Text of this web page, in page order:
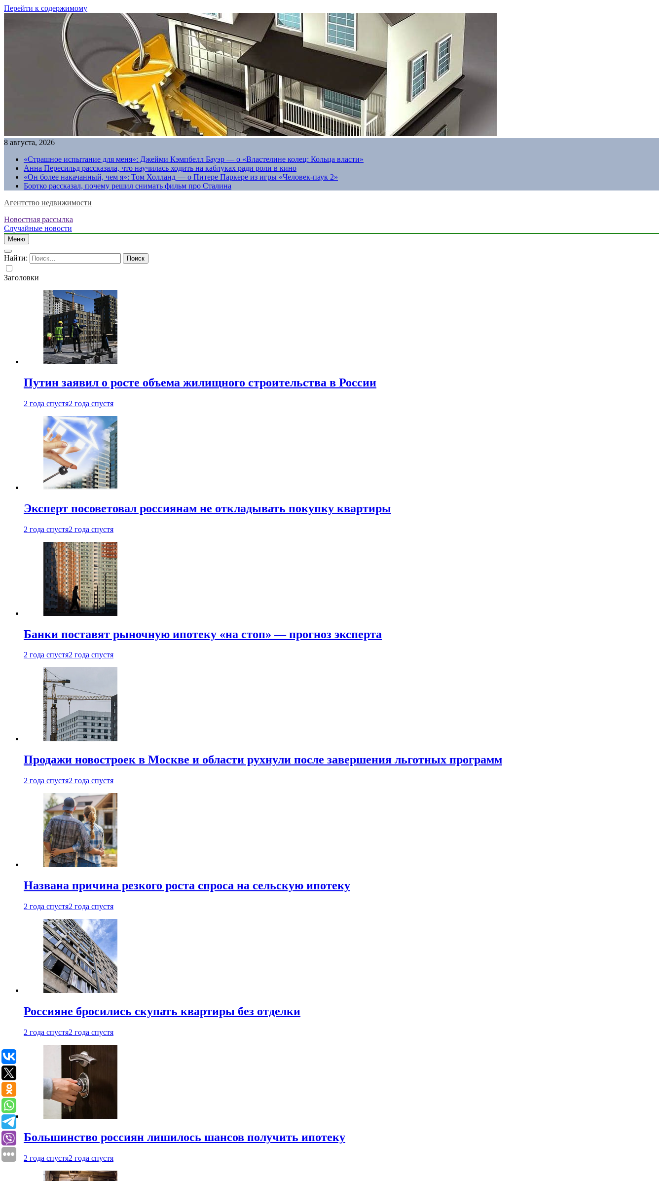
Перейти к содержимому
8 августа, 2026
«Страшное испытание для меня»: Джейми Кэмпбелл Бауэр — о «Властелине колец: Кольца власти»
Анна Пересильд рассказала, что научилась ходить на каблуках ради роли в кино
«Он более накачанный, чем я»: Том Холланд — о Питере Паркере из игры «Человек-паук 2»
Бортко рассказал, почему решил снимать фильм про Сталина
Агентство недвижимости
Новостная рассылка
Случайные новости
Меню
Найти:
Заголовки
Путин заявил о росте объема жилищного строительства в России
2 года спустя2 года спустя
Эксперт посоветовал россиянам не откладывать покупку квартиры
2 года спустя2 года спустя
Банки поставят рыночную ипотеку «на стоп» — прогноз эксперта
2 года спустя2 года спустя
Продажи новостроек в Москве и области рухнули после завершения льготных программ
2 года спустя2 года спустя
Названа причина резкого роста спроса на сельскую ипотеку
2 года спустя2 года спустя
Россияне бросились скупать квартиры без отделки
2 года спустя2 года спустя
Большинство россиян лишилось шансов получить ипотеку
2 года спустя2 года спустя